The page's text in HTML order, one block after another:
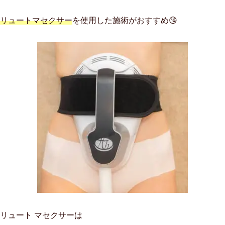
ュートマセクサーを使用した施術がおすすめ😘
ュート マセクサーは